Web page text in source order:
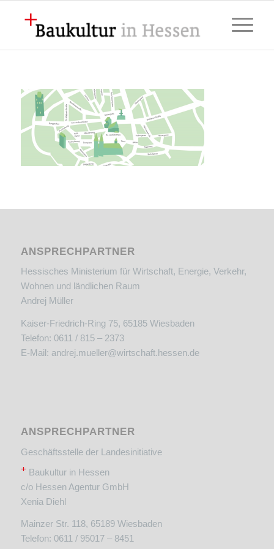
ANSPRECHPARTNER
Hessisches Ministerium für Wirtschaft, Energie, Verkehr,
Wohnen und ländlichen Raum
Andrej Müller
Kaiser-Friedrich-Ring 75, 65185 Wiesbaden
Telefon: 0611 / 815 – 2373
E-Mail: andrej.mueller@wirtschaft.hessen.de
ANSPRECHPARTNER
Geschäftsstelle der Landesinitiative
+Baukultur in Hessen
c/o Hessen Agentur GmbH
Xenia Diehl
Mainzer Str. 118, 65189 Wiesbaden
Telefon: 0611 / 95017 – 8451